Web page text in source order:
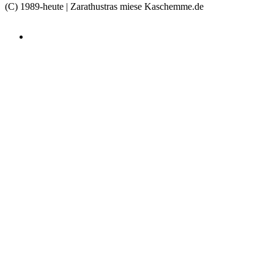
(C) 1989-heute | Zarathustras miese Kaschemme.de